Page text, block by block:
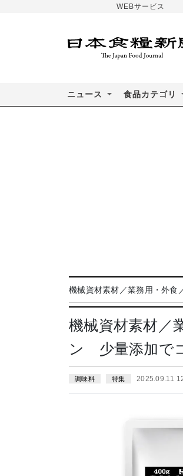
WEBサービス
ニュース 食品カテゴリ
機械資材素材／業務用・外食
機械資材素材／
ン 少量添加で
調味料 特集 2025.09.11